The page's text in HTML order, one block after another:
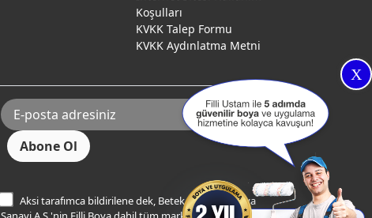
X
Koşulları
KVKK Talep Formu
KVKK Aydınlatma Metni
Aksi tarafımca bildirilene dek, Betek Boya ve Kimya